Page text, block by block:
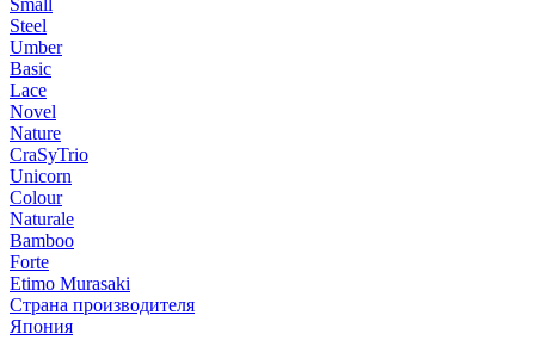
Small
Steel
Umber
Basic
Lace
Novel
Nature
CraSyTrio
Unicorn
Colour
Naturale
Bamboo
Forte
Etimo Murasaki
Страна производителя
Япония